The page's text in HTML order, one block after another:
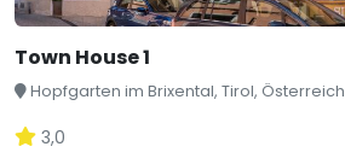
Town House 1
Hopfgarten im Brixental, Tirol, Österreich
3,0